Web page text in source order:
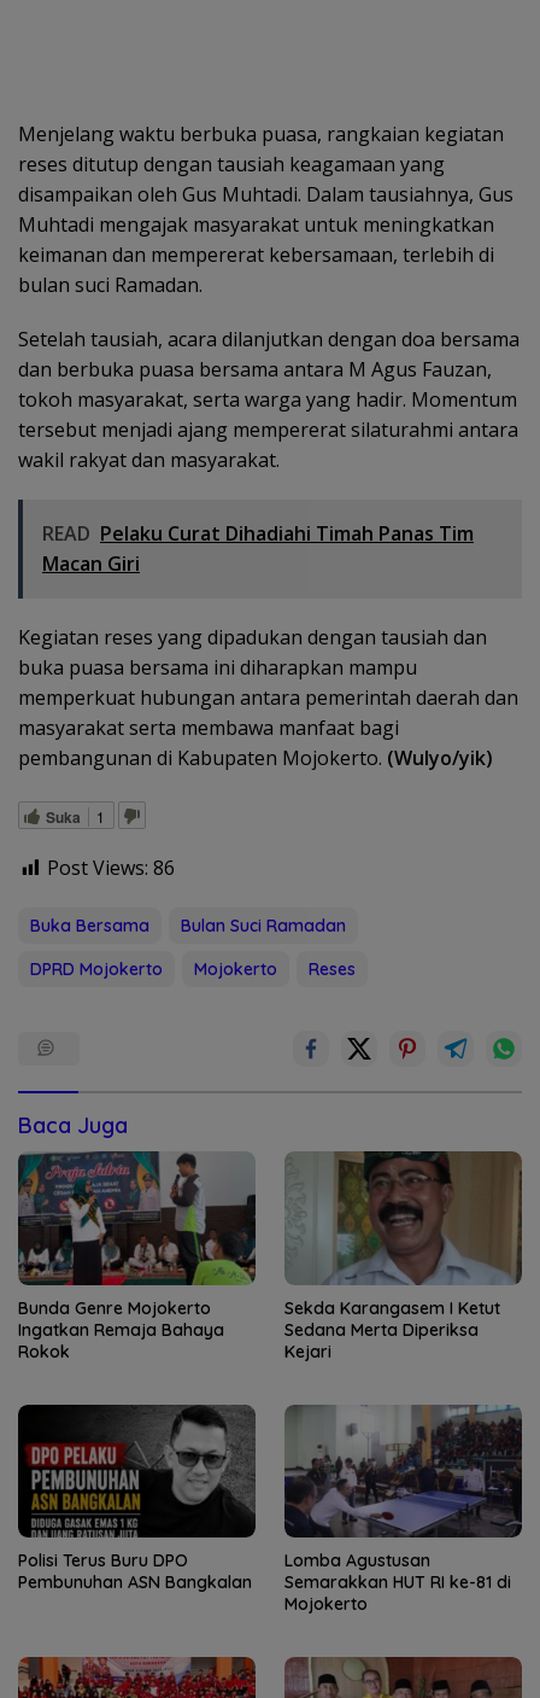
Menjelang waktu berbuka puasa, rangkaian kegiatan
reses ditutup dengan tausiah keagamaan yang
disampaikan oleh Gus Muhtadi. Dalam tausiahnya, Gus
Muhtadi mengajak masyarakat untuk meningkatkan
keimanan dan mempererat kebersamaan, terlebih di
bulan suci Ramadan.
Setelah tausiah, acara dilanjutkan dengan doa bersama
dan berbuka puasa bersama antara M Agus Fauzan,
tokoh masyarakat, serta warga yang hadir. Momentum
tersebut menjadi ajang mempererat silaturahmi antara
wakil rakyat dan masyarakat.
READ Pelaku Curat Dihadiahi Timah Panas Tim
Macan Giri
Kegiatan reses yang dipadukan dengan tausiah dan
buka puasa bersama ini diharapkan mampu
memperkuat hubungan antara pemerintah daerah dan
masyarakat serta membawa manfaat bagi
pembangunan di Kabupaten Mojokerto. (Wulyo/yik)
Suka 1
Post Views: 86
Buka Bersama
Bulan Suci Ramadan
DPRD Mojokerto
Mojokerto Reses
Baca Juga
Bunda Genre Mojokerto
Ingatkan Remaja Bahaya
Rokok
Sekda Karangasem I Ketut
Sedana Merta Diperiksa
Kejari
Polisi Terus Buru DPO
Pembunuhan ASN Bangkalan
Lomba Agustusan
Semarakkan HUT RI ke-81 di
Mojokerto